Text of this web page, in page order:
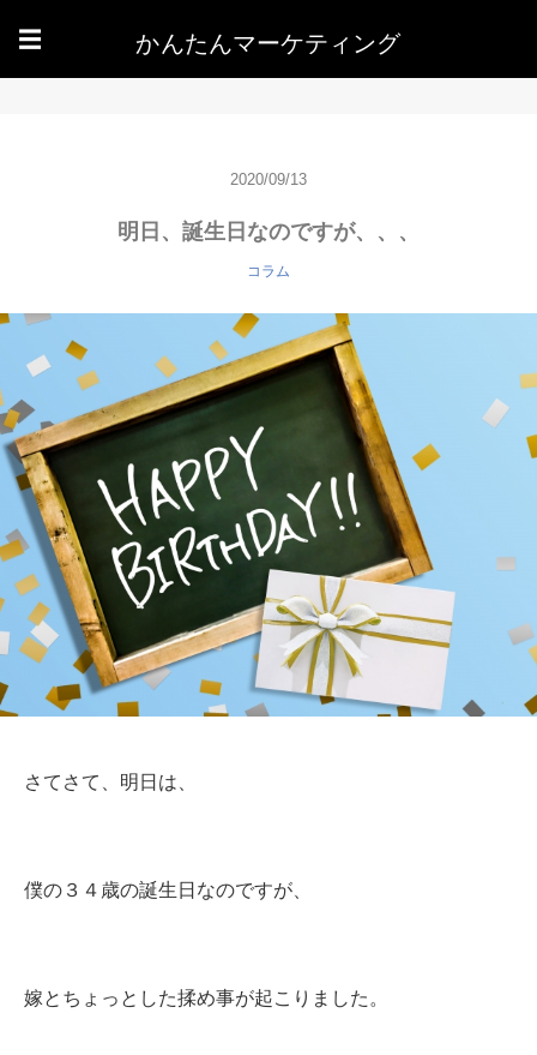
☰ かんたんマーケティング
2020/09/13
明日、誕生日なのですが、、、
コラム
さてさて、明日は、
僕の３４歳の誕生日なのですが、
嫁とちょっとした揉め事が起こりました。